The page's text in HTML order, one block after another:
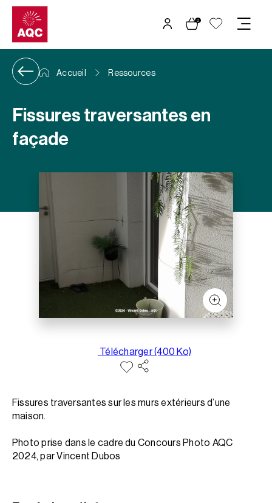
Panneau de gestion des cookies
0
Accueil Ressources
Fissures traversantes en
façade
Télécharger (400 Ko)
Fissures traversantes sur les murs extérieurs d’une
maison.
Photo prise dans le cadre du Concours Photo AQC
2024, par Vincent Dubos